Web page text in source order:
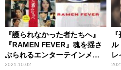
『護られなかった者たちへ』
『RAMEN FEVER』魂を揺さ
ぶられるエンターテインメン
ト＆ドキュメンタリー
2021.10.02
ル
レ
衝